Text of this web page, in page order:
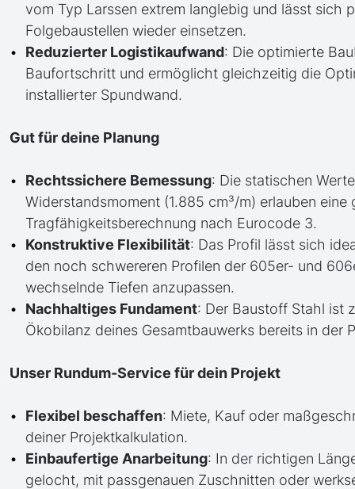
vom Typ Larssen extrem langlebig und lässt sich
Folgebaustellen wieder einsetzen.
Reduzierter Logistikaufwand: Die optimierte
Baufortschritt und ermöglicht gleichzeitig die
installierter Spundwand.
Gut für deine Planung
Rechtssichere Bemessung: Die statischen
Widerstandsmoment (1.885 cm³/m) erlauben
Tragfähigkeitsberechnung nach Eurocode 3.
Konstruktive Flexibilität: Das Profil lässt sich
den noch schwereren Profilen der 605er- und
wechselnde Tiefen anzupassen.
Nachhaltiges Fundament: Der Baustoff Stahl ist
Ökobilanz deines Gesamtbauwerks bereits in der
Unser Rundum-Service für dein Projekt
Flexibel beschaffen: Miete, Kauf oder
deiner Projektkalkulation.
Einbaufertige Anarbeitung: In der richtigen
gelocht, mit passgenauen Zuschnitten oder